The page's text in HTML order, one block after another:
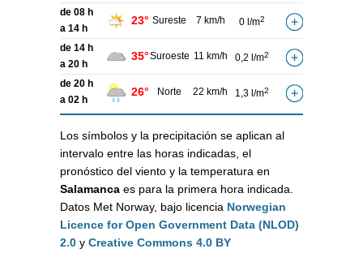
de 08 h
a 14 h
23° Sureste 7 km/h 0 l/m2
de 14 h
a 20 h
35°Suroeste 11 km/h 0,2 l/m2
de 20 h
a 02 h
26° Norte 22 km/h 1,3 l/m2
Los símbolos y la precipitación se aplican al
intervalo entre las horas indicadas, el
pronóstico del viento y la temperatura en
Salamanca es para la primera hora indicada.
Datos Met Norway, bajo licencia Norwegian
Licence for Open Government Data (NLOD)
2.0 y Creative Commons 4.0 BY